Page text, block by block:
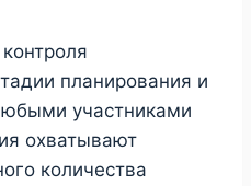
планирования и
участниками
охватывают
количества